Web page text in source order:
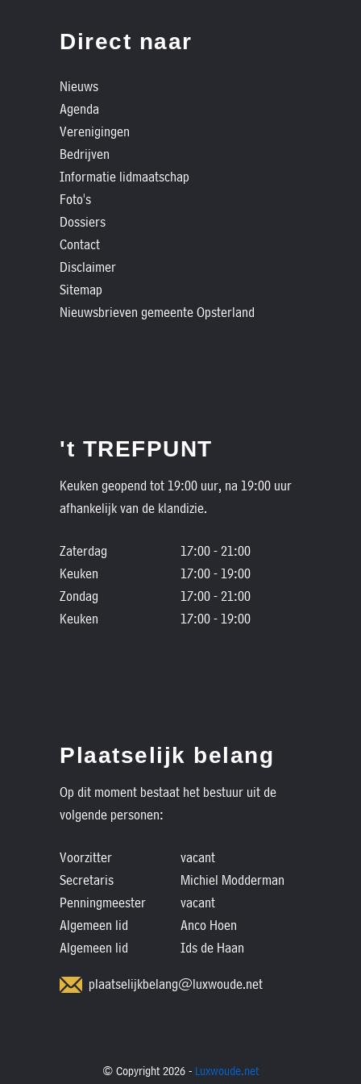
Direct naar
Nieuws
Agenda
Verenigingen
Bedrijven
Informatie lidmaatschap
Foto's
Dossiers
Contact
Disclaimer
Sitemap
Nieuwsbrieven gemeente Opsterland
't TREFPUNT
Keuken geopend tot 19:00 uur, na 19:00 uur
afhankelijk van de klandizie.
Zaterdag
17:00 - 21:00
Keuken
17:00 - 19:00
Zondag
17:00 - 21:00
Keuken
17:00 - 19:00
Plaatselijk belang
Op dit moment bestaat het bestuur uit de
volgende personen:
Voorzitter
vacant
Secretaris
Michiel Modderman
Penningmeester
vacant
Algemeen lid
Anco Hoen
Algemeen lid
Ids de Haan
plaatselijkbelang@luxwoude.net
© Copyright 2026 - Luxwoude.net
verhalen
Dossiers
Contact
Nieuwsbrieven
gemeente
Opsterland